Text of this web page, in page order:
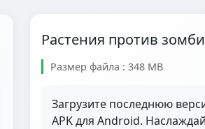
Растения против
Размер файла : 348 MB
Загрузите последнюю
APK для Android.